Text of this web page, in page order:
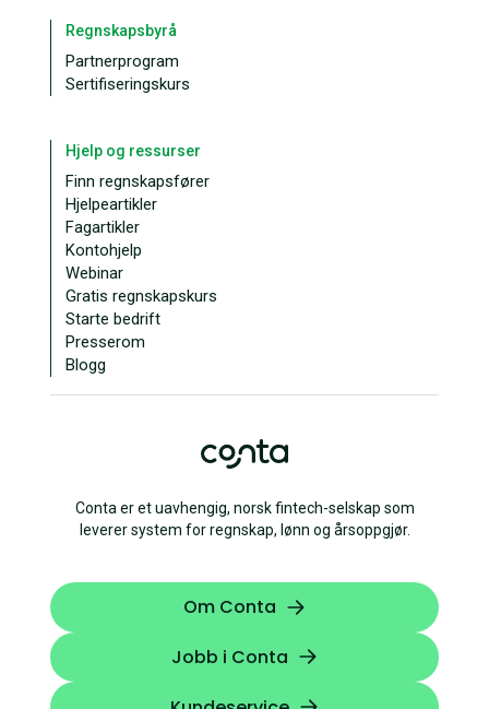
Conta er et uavhengig, norsk fintech-selskap som
leverer system for regnskap, lønn og årsoppgjør.
Om Conta
Jobb i Conta
Regnskapsbyrå
Partnerprogram
Sertifiseringskurs
Hjelp og ressurser
Finn regnskapsfører
Hjelpeartikler
Fagartikler
Kontohjelp
Webinar
Gratis regnskapskurs
Starte bedrift
Presserom
Blogg